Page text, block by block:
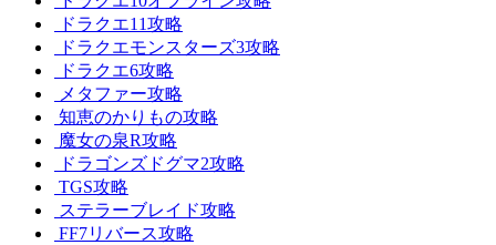
ドラクエ11攻略
ドラクエモンスターズ3攻略
ドラクエ6攻略
メタファー攻略
知恵のかりもの攻略
魔女の泉R攻略
ドラゴンズドグマ2攻略
TGS攻略
ステラーブレイド攻略
FF7リバース攻略